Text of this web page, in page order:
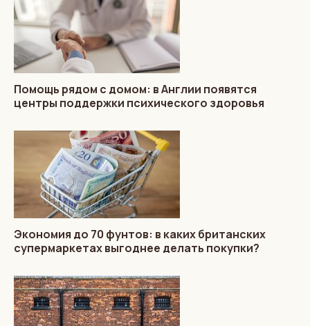
Помощь рядом с домом: в Англии появятся
центры поддержки психического здоровья
Экономия до 70 фунтов: в каких британских
супермаркетах выгоднее делать покупки?